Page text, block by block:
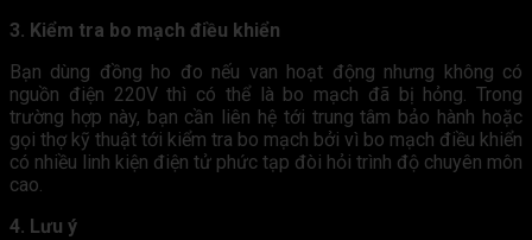
3. Kiểm tra bo mạch điều khiển
Bạn dùng đồng ho đo nếu van hoạt động nhưng không có
nguồn điện 220V thì có thể là bo mạch đã bị hỏng. Trong
trường hợp này, bạn cần liên hệ tới trung tâm bảo hành hoặc
gọi thợ kỹ thuật tới kiểm tra bo mạch bởi vì bo mạch điều khiển
có nhiều linh kiện điện tử phức tạp đòi hỏi trình độ chuyên môn
cao.
4. Lưu ý